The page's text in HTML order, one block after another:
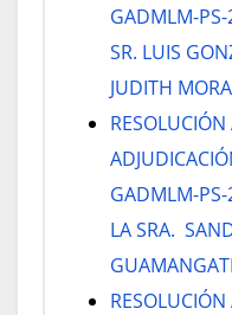
GADMLM-
SR. LUIS
JUDITH
GADMLM-
LA SRA.